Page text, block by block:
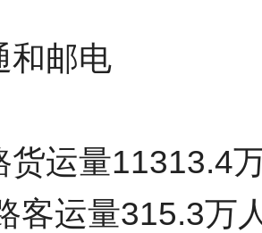
和邮电
货运量11313.4
客运量315.3万